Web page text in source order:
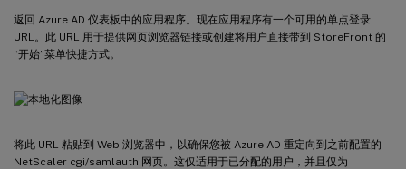
返回 Azure AD 仪表板中的应用程序。现在应用程序有一个可用的单点登录
URL。此 URL 用于提供网页浏览器链接或创建将用户直接带到 StoreFront 的
“开始”菜单快捷方式。
将此 URL 粘贴到 Web 浏览器中，以确保您被 Azure AD 重定向到之前配置的
NetScaler cgi/samlauth 网页。这仅适用于已分配的用户，并且仅为